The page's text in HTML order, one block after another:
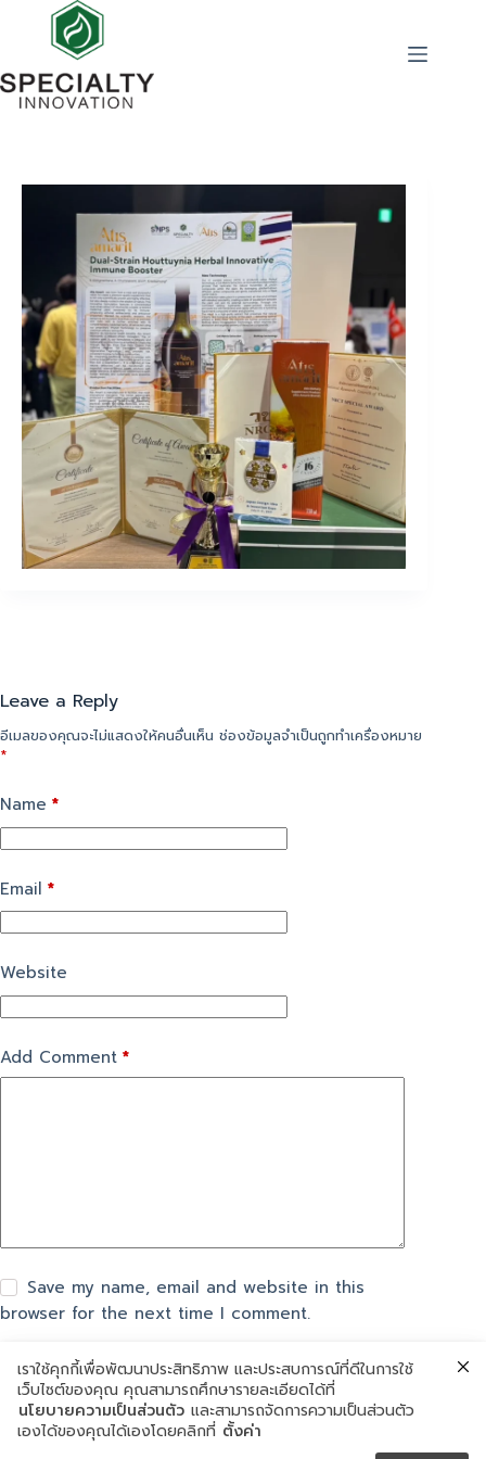
Leave a Reply
อีเมลของคุณจะไม่แสดงให้คนอื่นเห็น ช่องข้อมูลจำเป็นถูกทำเครื่องหมาย
*
Name *
Email *
Website
Add Comment *
Save my name, email and website in this
browser for the next time I comment.
แสดงความเห็น
เราใช้คุกกี้เพื่อพัฒนาประสิทธิภาพ และประสบการณ์ที่ดีในการใช้
เว็บไซต์ของคุณ คุณสามารถศึกษารายละเอียดได้ที่
นโยบายความเป็นส่วนตัว และสามารถจัดการความเป็นส่วนตัว
เองได้ของคุณได้เองโดยคลิกที่ ตั้งค่า